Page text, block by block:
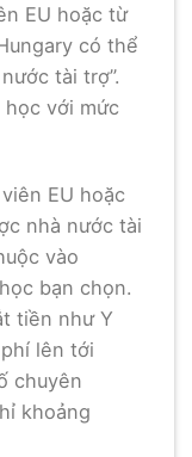
EU hoặc từ
có thể
tài trợ”.
với mức
EU hoặc
nhà nước tài
vào
bạn chọn.
tiền như Y
lên tới
chuyên
khoảng